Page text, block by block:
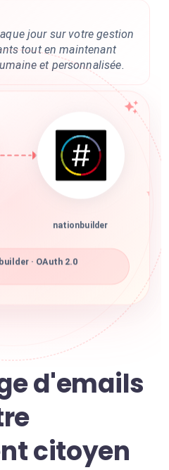
jour sur votre gestion
tout en maintenant
et personnalisée.
nationbuilder
· OAuth 2.0
d'emails
citoyen